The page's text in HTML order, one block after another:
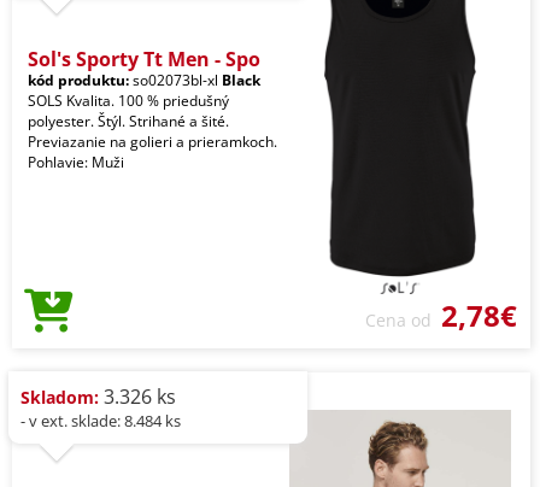
Sol's Sporty Tt Men - Spo
kód produktu:so02073bl-xl Black
SOLS Kvalita. 100 % priedušný
polyester. Štýl. Strihané a šité.
Previazanie na golieri a prieramkoch.
Pohlavie: Muži
Cena od 2,78€
Skladom: 3.326 ks
- v ext. sklade: 8.484 ks